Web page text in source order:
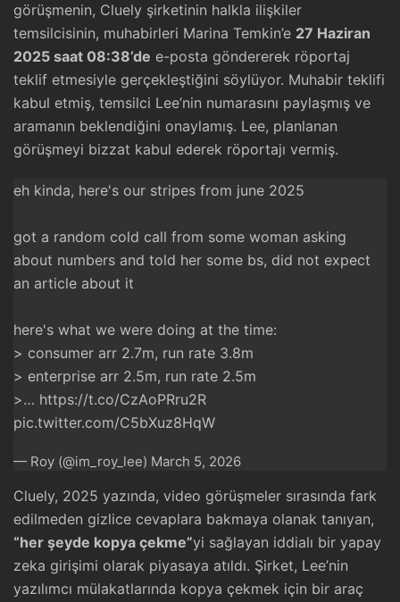
görüşmenin, Cluely şirketinin halkla ilişkiler
temsilcisinin, muhabirleri Marina Temkin’e 27 Haziran
2025 saat 08:38’de e-posta göndererek röportaj
teklif etmesiyle gerçekleştiğini söylüyor. Muhabir teklifi
kabul etmiş, temsilci Lee’nin numarasını paylaşmış ve
aramanın beklendiğini onaylamış. Lee, planlanan
görüşmeyi bizzat kabul ederek röportajı vermiş.
eh kinda, here's our stripes from june 2025
got a random cold call from some woman asking
about numbers and told her some bs, did not expect
an article about it
here's what we were doing at the time:
> consumer arr 2.7m, run rate 3.8m
> enterprise arr 2.5m, run rate 2.5m
>… https://t.co/CzAoPRru2R
pic.twitter.com/C5bXuz8HqW
— Roy (@im_roy_lee) March 5, 2026
Cluely, 2025 yazında, video görüşmeler sırasında fark
edilmeden gizlice cevaplara bakmaya olanak tanıyan,
“her şeyde kopya çekme”yi sağlayan iddialı bir yapay
zeka girişimi olarak piyasaya atıldı. Şirket, Lee’nin
yazılımcı mülakatlarında kopya çekmek için bir araç